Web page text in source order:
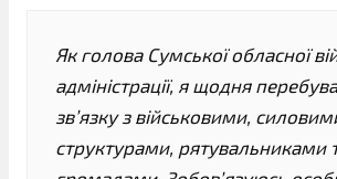
Як голова Сумської обласної
адміністрації, я щодня
зв’язку з військовими,
структурами, рятувальниками